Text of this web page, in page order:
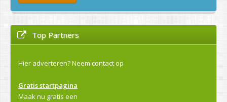
Top Partners
Hier adverteren?Neem contact op
Gratis startpagina
Maak nu gratis een